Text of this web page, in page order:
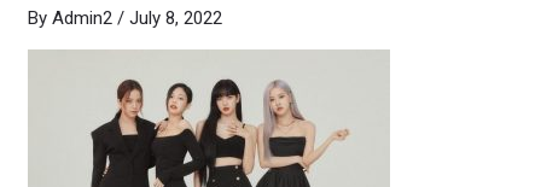
ByAdmin2/July 8, 2022